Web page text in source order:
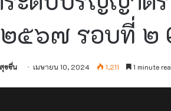
๕๖๗ รอบที่ ๒
ขชื่น เมษายน 10, 2024 1,211 1 minute